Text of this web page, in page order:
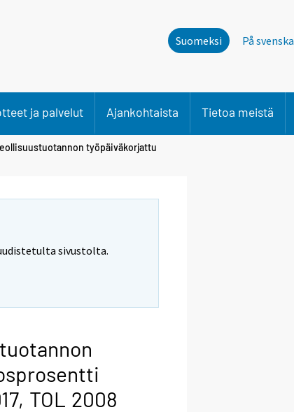
Suomeksi På svenska
ja palvelut Ajankohtaista Tietoa meistä
työpäiväkorjattu
sivustolta.
TOL 2008